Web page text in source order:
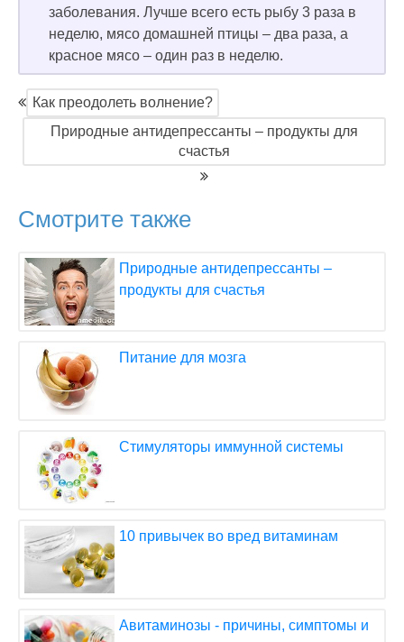
заболевания. Лучше всего есть рыбу 3 раза в
неделю, мясо домашней птицы – два раза, а
красное мясо – один раз в неделю.
Как преодолеть волнение?
Природные антидепрессанты – продукты для
счастья
Смотрите также
Природные антидепрессанты –
продукты для счастья
Питание для мозга
Стимуляторы иммунной системы
10 привычек во вред витаминам
Авитаминозы - причины, симптомы и